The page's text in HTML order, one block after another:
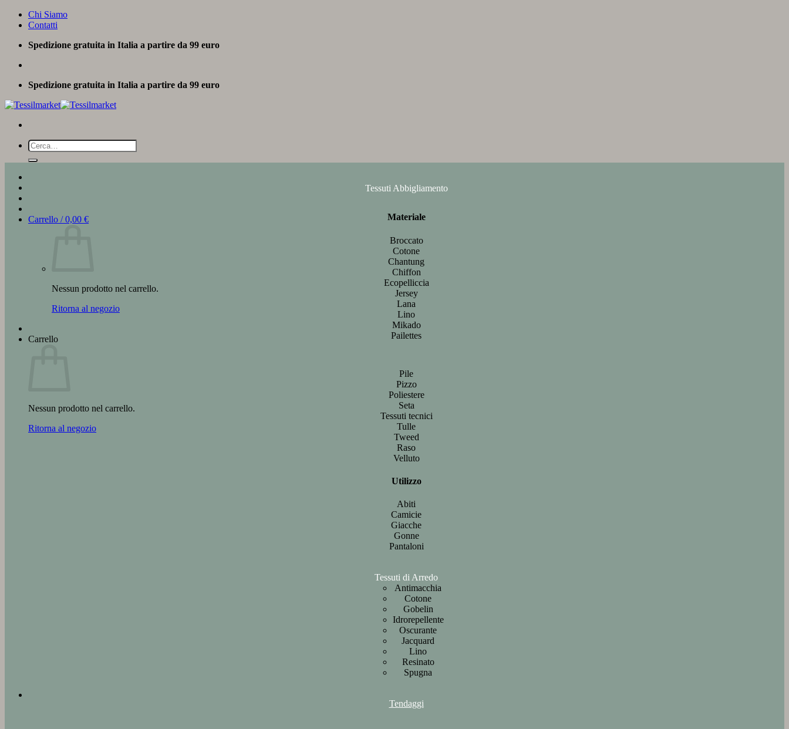
Salta
Chi Siamo
Contatti
Spedizione gratuita in Italia a partire da 99 euro
Spedizione gratuita in Italia a partire da 99 euro
Cerca:
Carrello /0,00 €
Nessun prodotto nel carrello.
Ritorna al negozio
Carrello
Nessun prodotto nel carrello.
Ritorna al negozio
Tessuti Abbigliamento
Materiale
Broccato
Cotone
Chantung
Chiffon
Ecopelliccia
Jersey
Lana
Lino
Mikado
Pailettes
Pile
Pizzo
Poliestere
Seta
Tessuti tecnici
Tulle
Tweed
Raso
Velluto
Utilizzo
Abiti
Camicie
Giacche
Gonne
Pantaloni
Tessuti di Arredo
Antimacchia
Cotone
Gobelin
Idrorepellente
Oscurante
Jacquard
Lino
Resinato
Spugna
Tendaggi